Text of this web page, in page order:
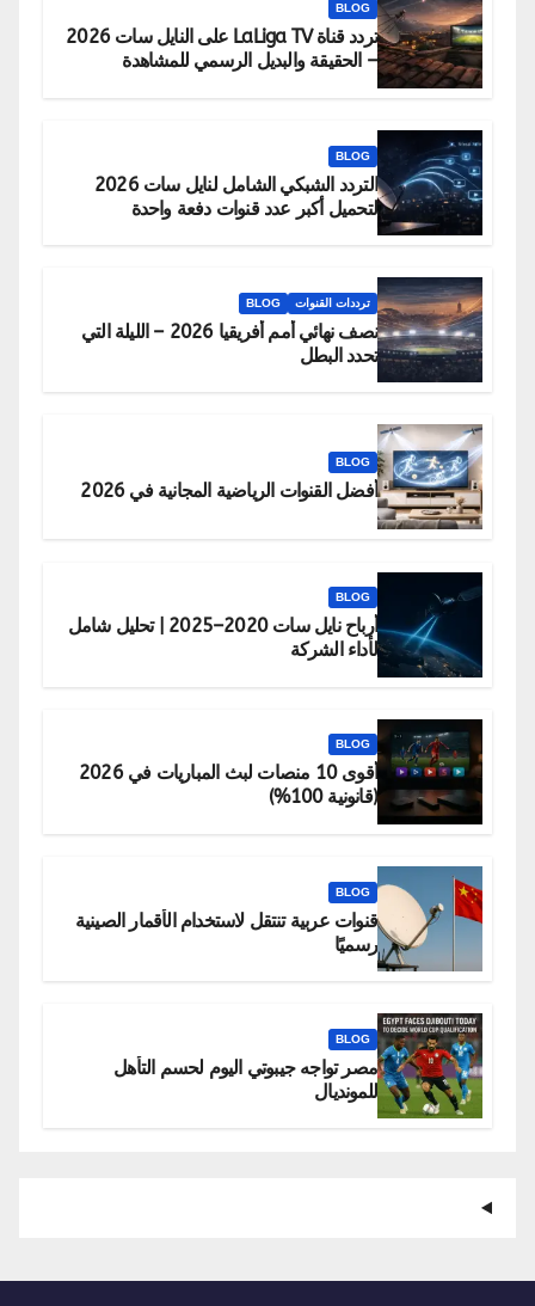
BLOG
تردد قناة LaLiga TV على النايل سات 2026
– الحقيقة والبديل الرسمي للمشاهدة
BLOG
التردد الشبكي الشامل لنايل سات 2026
لتحميل أكبر عدد قنوات دفعة واحدة
ترددات القنوات BLOG
نصف نهائي أمم أفريقيا 2026 – الليلة التي
تحدد البطل
BLOG
أفضل القنوات الرياضية المجانية في 2026
BLOG
أرباح نايل سات 2020–2025 | تحليل شامل
لأداء الشركة
BLOG
أقوى 10 منصات لبث المباريات في 2026
(قانونية 100%)
BLOG
قنوات عربية تنتقل لاستخدام الأقمار الصينية
رسميًا
BLOG
مصر تواجه جيبوتي اليوم لحسم التأهل
للمونديال